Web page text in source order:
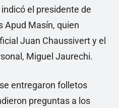
el presidente de
Apud Masín, quien
Juan Chaussivert y el
Miguel Jaurechi.
entregaron folletos
preguntas a los